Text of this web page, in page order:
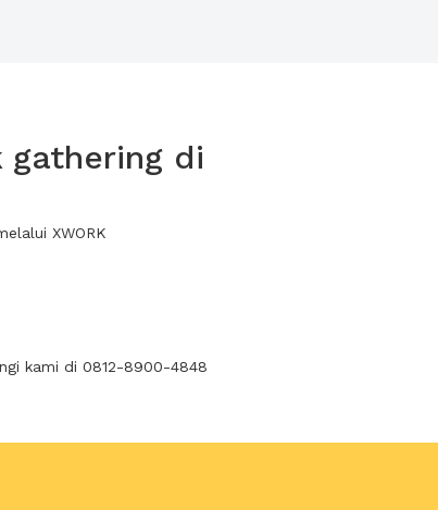
gathering di
XWORK
kami di 0812-8900-4848